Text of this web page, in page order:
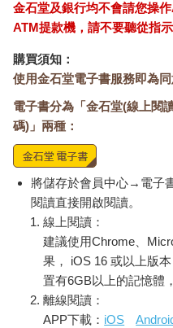
金石堂及銀行均不會請您操
ATM提款機，請不要聽從指
購買須知：
使用金石堂電子書服務即為
電子書分為「金石堂(線上閱
碼)」兩種：
將儲存於會員中心→電子
閱讀直接開啟閱讀。
線上閱讀：
建議使用Chrome、
果， iOS 16 或以上版
置有6GB以上的記憶體
離線閱讀：
APP下載： iOS